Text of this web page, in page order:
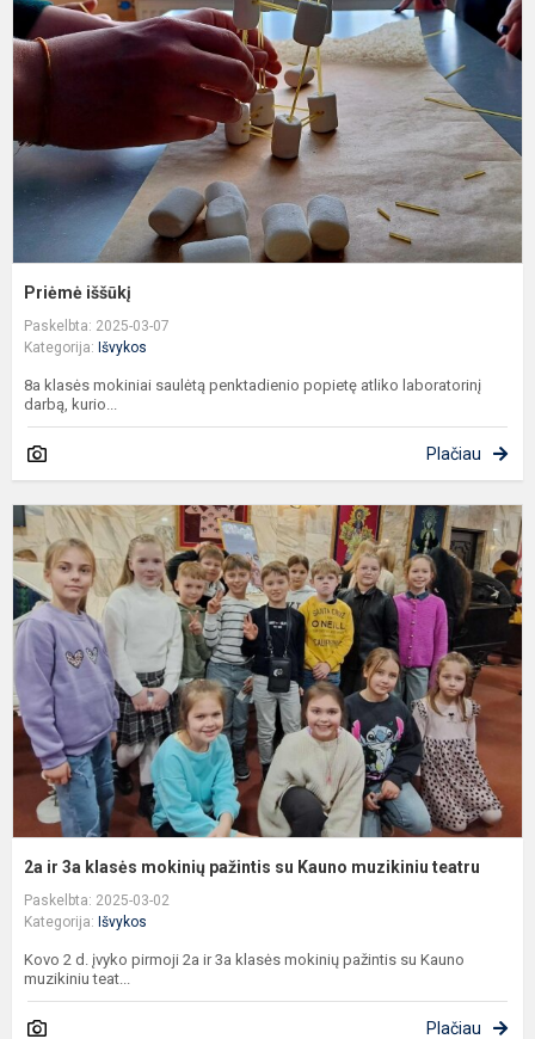
Priėmė iššūkį
Paskelbta: 2025-03-07
Kategorija: Išvykos
8a klasės mokiniai saulėtą penktadienio popietę atliko laboratorinį
darbą, kurio...
Plačiau
2a ir 3a klasės mokinių pažintis su Kauno muzikiniu teatru
Paskelbta: 2025-03-02
Kategorija: Išvykos
Kovo 2 d. įvyko pirmoji 2a ir 3a klasės mokinių pažintis su Kauno
muzikiniu teat...
Plačiau